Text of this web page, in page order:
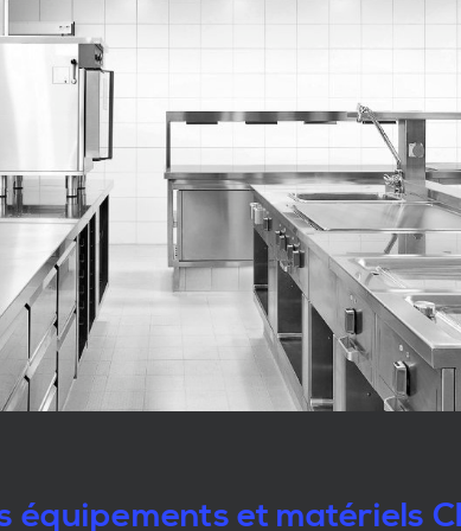
équipements et matériels